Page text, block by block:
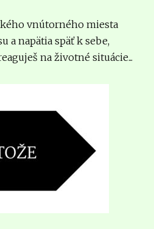
vnútorného miesta
a napätia späť k sebe,
na životné situácie...